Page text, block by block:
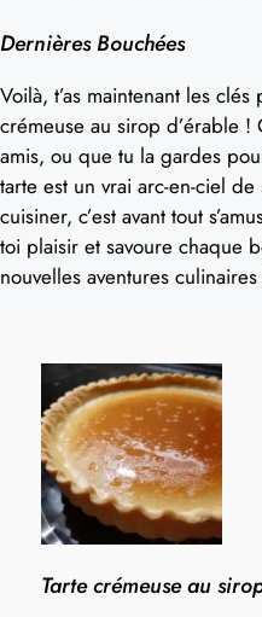
Dernières Bouchées
Voilà, t’as maintenant les
crémeuse au sirop d’érable
amis, ou que tu la gardes
tarte est un vrai arc-en-ciel
cuisiner, c’est avant tout
toi plaisir et savoure chaque
nouvelles aventures
Tarte crémeuse au